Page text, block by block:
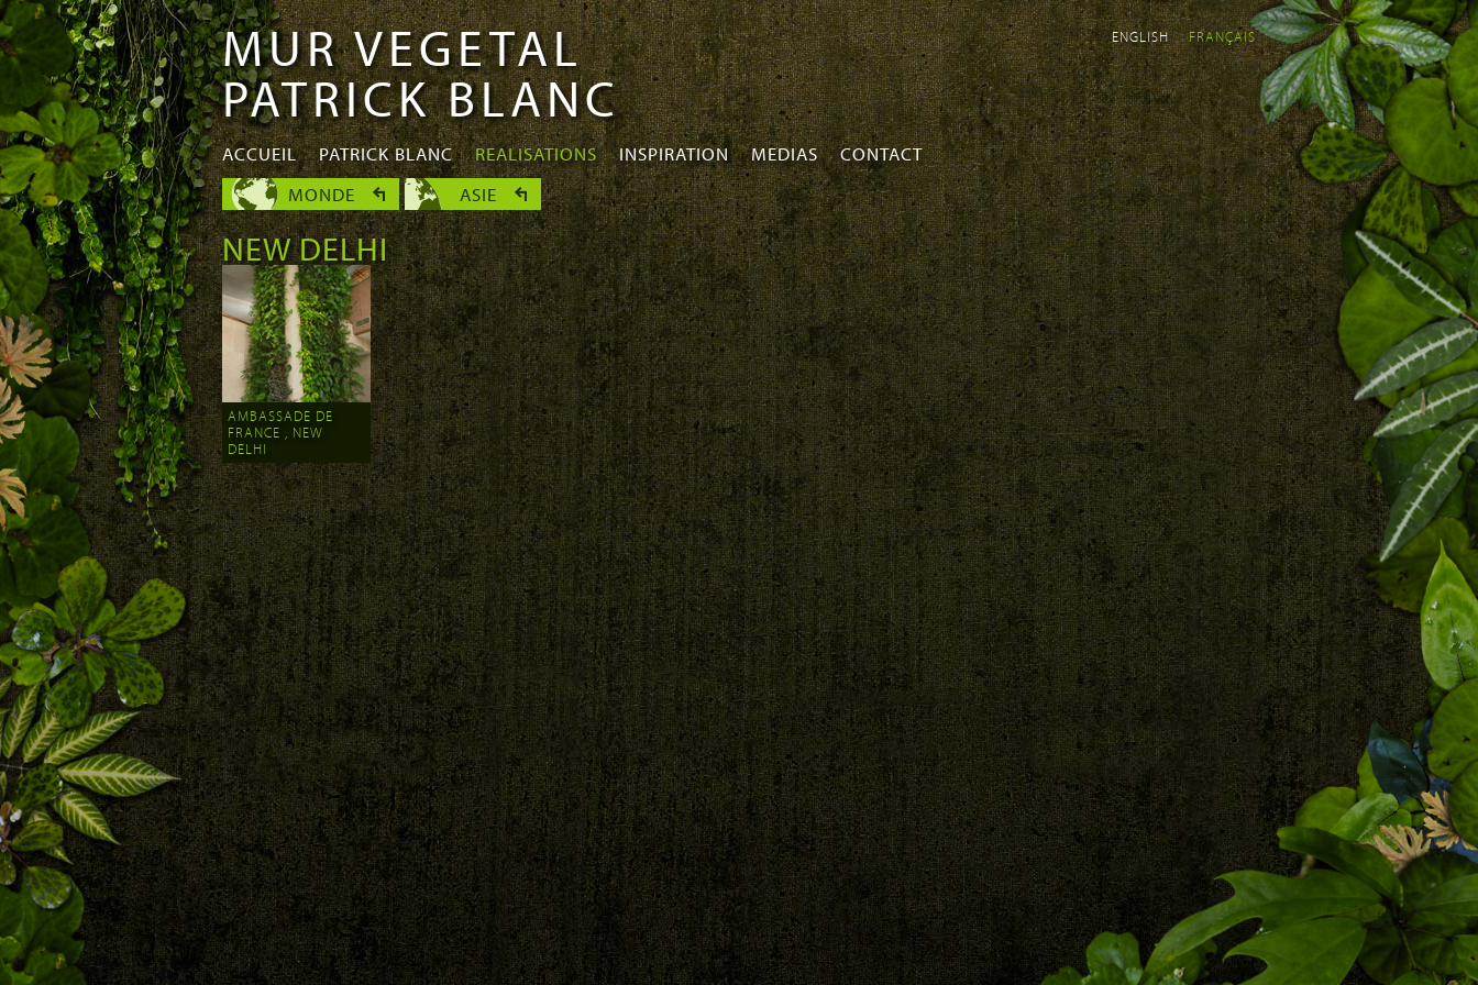
Aller au
contenu
principal
Skip to
navigation
MUR VEGETAL
PATRICK BLANC
ENGLISH FRANÇAIS
ACCUEIL PATRICK BLANC REALISATIONS INSPIRATION MEDIAS
CONTACT
MONDE
ASIE
NEW DELHI
AMBASSADE DE
FRANCE , NEW
DELHI